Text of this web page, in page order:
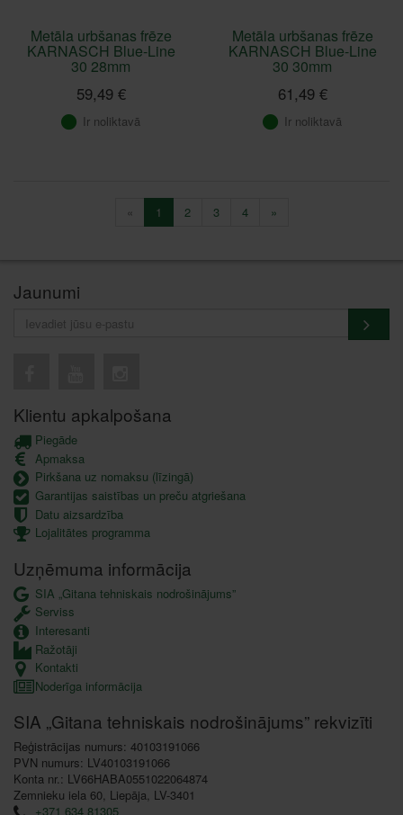
Metāla urbšanas frēze
KARNASCH Blue-Line
30 28mm
59,49 €
Ir noliktavā
Metāla urbšanas frēze
KARNASCH Blue-Line
30 30mm
61,49 €
Ir noliktavā
« 1 2 3 4 »
Jaunumi
Klientu apkalpošana
Piegāde
Apmaksa
Pirkšana uz nomaksu (līzingā)
Garantijas saistības un preču atgriešana
Datu aizsardzība
Lojalitātes programma
Uzņēmuma informācija
SIA „Gitana tehniskais nodrošinājums”
Serviss
Interesanti
Ražotāji
Kontakti
Noderīga informācija
SIA „Gitana tehniskais nodrošinājums” rekvizīti
Reģistrācijas numurs: 40103191066
PVN numurs: LV40103191066
Konta nr.: LV66HABA0551022064874
Zemnieku iela 60, Liepāja, LV-3401
+371 634 81305